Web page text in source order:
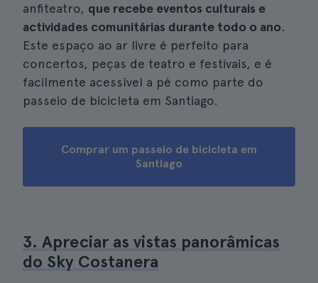
anfiteatro, que recebe eventos culturais e
actividades comunitárias durante todo o ano.
Este espaço ao ar livre é perfeito para
concertos, peças de teatro e festivais, e é
facilmente acessível a pé como parte do
passeio de bicicleta em Santiago.
Comprar um passeio de bicicleta em
Santiago
3. Apreciar as vistas panorâmicas
do Sky Costanera